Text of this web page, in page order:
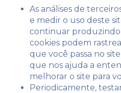
As análises de
e medir o uso deste
continuar produzindo
cookies podem
que você passa no
que nos ajuda a
melhorar o site para
Periodicamente,